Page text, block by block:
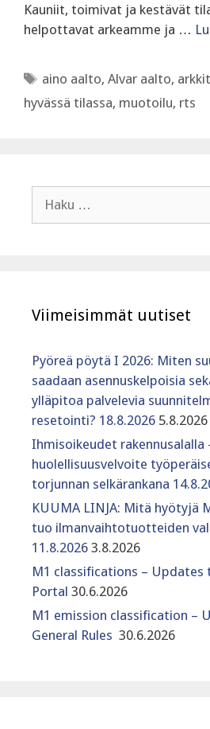
Kauniit, toimivat ja kestävät
helpottavat arkeamme ja …
Avainsanat
aino aalto,Alvar aalto,
hyvässä tilassa, muotoilu, rts
Viimeisimmät uutiset
Pyöreä pöytä I 2026: Miten
saadaan asennuskelpoisia
ylläpitoa palvelevia
resetointi? 18.8.2026 5.8.2026
Ihmisoikeudet rakennusalalla
huolellisuusvelvoite
torjunnan selkärankana
KUUMA LINJA: Mitä hyötyjä
tuo ilmanvaihtotuotteiden
11.8.2026 3.8.2026
M1 classifications –
Portal 30.6.2026
M1 emission classification –
General Rules 30.6.2026